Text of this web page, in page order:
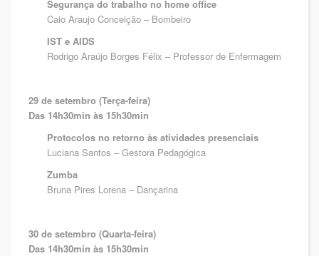
Segurança do trabalho no home office
Caio Araujo Conceição – Bombeiro
IST e AIDS
Rodrigo Araújo Borges Félix – Professor de Enfermagem
29 de setembro (Terça-feira)
Das 14h30min às 15h30min
Protocolos no retorno às atividades presenciais
Luciana Santos – Gestora Pedagógica
Zumba
Bruna Pires Lorena – Dançarina
30 de setembro (Quarta-feira)
Das 14h30min às 15h30min